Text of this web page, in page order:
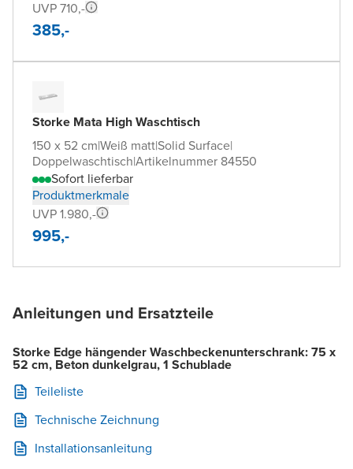
UVP 710,-
385,-
Storke Mata High Waschtisch
150 x 52 cm|Weiß matt|Solid Surface|
Doppelwaschtisch|Artikelnummer 84550
Sofort lieferbar
Produktmerkmale
UVP 1.980,-
995,-
Anleitungen und Ersatzteile
Storke Edge hängender Waschbeckenunterschrank: 75 x
52 cm, Beton dunkelgrau, 1 Schublade
Teileliste
Technische Zeichnung
Installationsanleitung